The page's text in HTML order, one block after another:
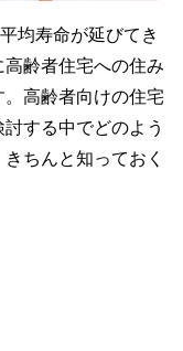
均寿命が延びてき
齢者住宅への住み
高齢者向けの住宅
する中でどのよう
ちんと知っておく